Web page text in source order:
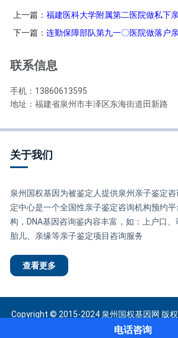
上一篇：福建医科大学附属第二医院做私下
下一篇：连勤保障部队第九一〇医院做落户
联系信息
手机：13860613595
地址：福建省泉州市丰泽区东海街道田新路
关于我们
泉州国权基因为被鉴定人提供泉州亲子鉴定
定中心是一个全国性亲子鉴定咨询机构预约
构，DNA基因咨询鉴内容丰富，如：上户口、
胎儿、亲缘等亲子鉴定项目咨询服务
查看更多
Copyright © 2015-2024 泉州国权基因网 版
2279号-7网站地图
电话咨询